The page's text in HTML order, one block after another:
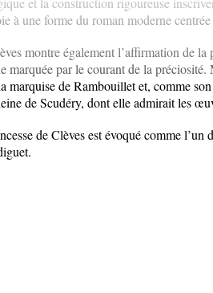
à une forme du roman moderne
montre également l’affirmation de
par le courant de la préciosité.
marquise de Rambouillet et, comme
de Scudéry, dont elle admirait les
de Clèves est évoqué comme